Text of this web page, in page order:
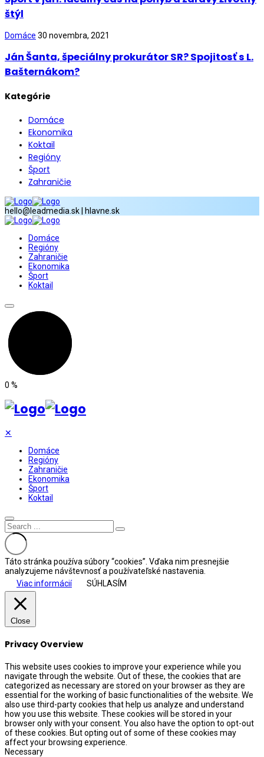
štýl
Domáce 30 novembra, 2021
Ján Šanta, špeciálny prokurátor SR? Spojitosť s L.
Bašternákom?
Kategórie
Domáce
Ekonomika
Koktail
Regióny
Šport
Zahraničie
hello@leadmedia.sk | hlavne.sk
Domáce
Regióny
Zahraničie
Ekonomika
Šport
Koktail
0 %
✕
Domáce
Regióny
Zahraničie
Ekonomika
Šport
Koktail
Táto stránka používa súbory “cookies”. Vďaka nim presnejšie
analyzujeme návštevnosť a používateľské nastavenia.
Viac informácií
SÚHLASÍM
Close
Privacy Overview
This website uses cookies to improve your experience while you
navigate through the website. Out of these, the cookies that are
categorized as necessary are stored on your browser as they are
essential for the working of basic functionalities of the website. We
also use third-party cookies that help us analyze and understand
how you use this website. These cookies will be stored in your
browser only with your consent. You also have the option to opt-out
of these cookies. But opting out of some of these cookies may
affect your browsing experience.
Necessary